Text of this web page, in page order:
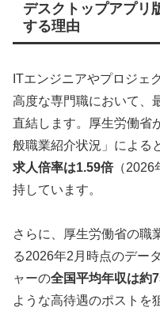
デスクトップアプリ
する理由
ITエンジニアやプロジェ
高度な専門職において、
直結します。厚生労働省
般職業紹介状況」による
求人倍率は1.59倍（2026
持しています。
さらに、厚生労働省の職
る2026年2月時点のデー
ャーの全国平均年収は約
ような高待遇のポストを